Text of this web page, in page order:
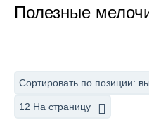
Полезные
Сортировать по позиции:
12 На страницу